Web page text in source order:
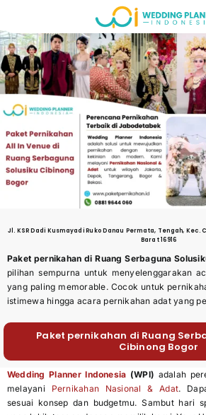
to
content
Jl. KSR Dadi Kusmayadi Ruko Danau Permata, Tengah, Kec.
Barat 16916
Paket pernikahan di Ruang Serbaguna
pilihan sempurna untuk menyelenggarakan
yang paling memorable. Cocok untuk
istimewa hingga acara pernikahan adat yang
Paket pernikahan di Ruang
Cibinong Bogor
Wedding Planner Indonesia (WPI) adalah
melayani Pernikahan Nasional & Adat.
sesuai konsep dan budgetmu. Sambut hari